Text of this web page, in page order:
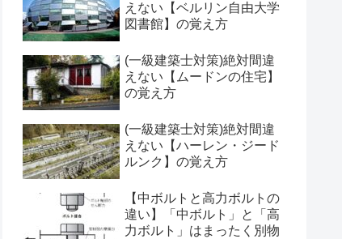
えない【ベルリン自由大学
図書館】の覚え方
(一級建築士対策)絶対間違
えない【ムードンの住宅】
の覚え方
(一級建築士対策)絶対間違
えない【ハーレン・ジード
ルンク】の覚え方
【中ボルトと高力ボルトの
違い】「中ボルト」と「高
力ボルト」はまったく別物